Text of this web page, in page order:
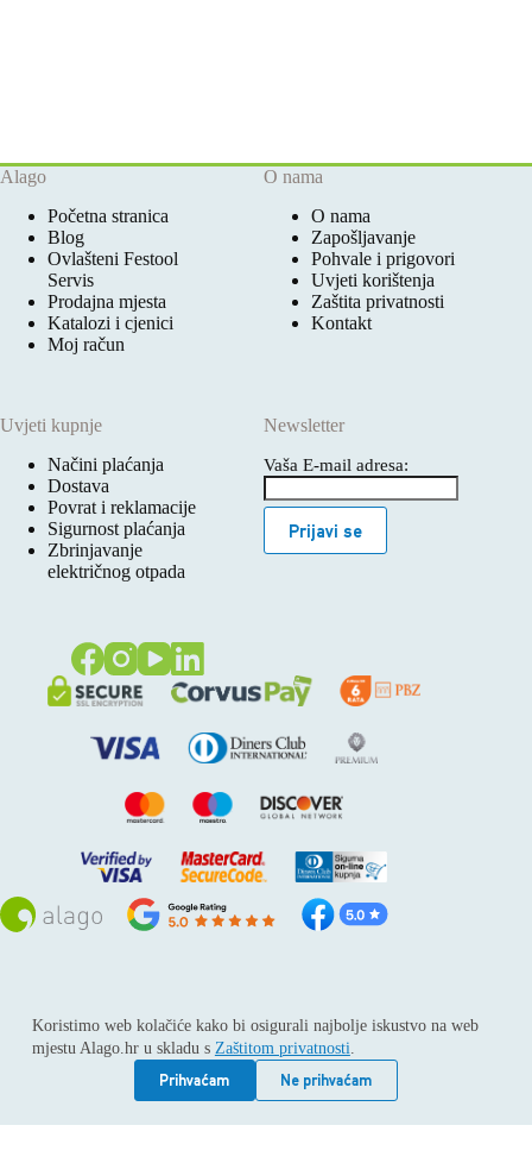
Koristimo web kolačiće kako bi osigurali najbolje iskustvo na web
mjestu Alago.hr u skladu s Zaštitom privatnosti.
Prihvaćam
Ne prihvaćam
Alago
Početna stranica
Blog
Ovlašteni Festool
Servis
Prodajna mjesta
Katalozi i cjenici
Moj račun
O nama
O nama
Zapošljavanje
Pohvale i prigovori
Uvjeti korištenja
Zaštita privatnosti
Kontakt
Uvjeti kupnje
Načini plaćanja
Dostava
Povrat i reklamacije
Sigurnost plaćanja
Zbrinjavanje
električnog otpada
Newsletter
Vaša E-mail adresa:
Prijavi se
Sva prava pridržana © 2026
Alago
ALAGO d.o.o. trgovina, usluge i zastupanje stranih tvrtki /
Adresa: Horvati 112, 10436 Rakov potok / Telefon: +385 1
6539 392 / E-mail: kontakt@alago.hr / Podaci o subjektu:
Subjekt je upisan kod Trgovačkog suda u Zagrebu pod
reg.uloškom broj 1-53420. / MBS: 080046630 / OIB: